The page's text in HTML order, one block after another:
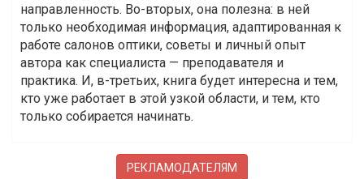
направленность. Во-вторых, она полезна: в ней
только необходимая информация, адаптированная к
работе салонов оптики, советы и личный опыт
автора как специалиста — преподавателя и
практика. И, в-третьих, книга будет интересна и тем,
кто уже работает в этой узкой области, и тем, кто
только собирается начинать.
РЕКЛАМОДАТЕЛЯМ